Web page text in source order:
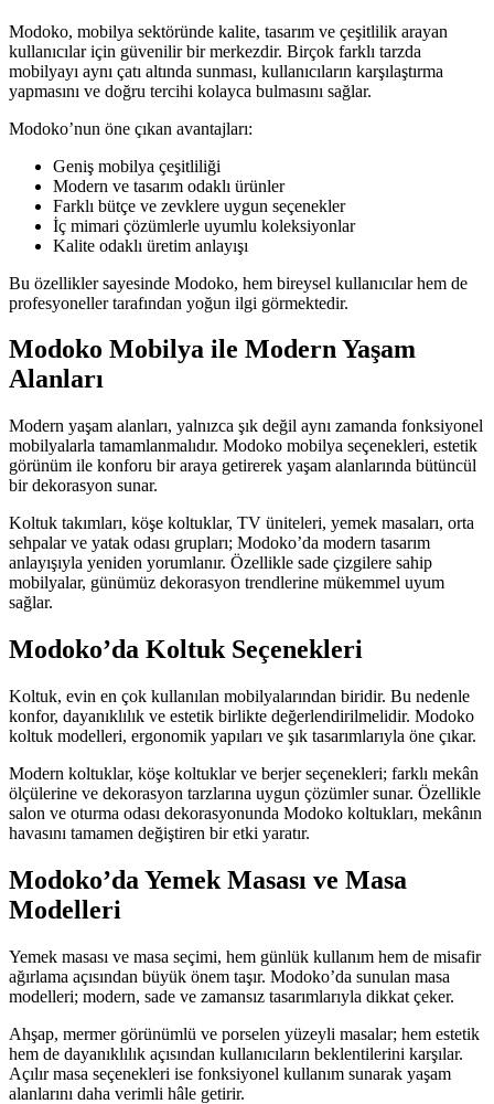
Modoko, mobilya sektöründe kalite, tasarım ve çeşitlilik arayan
kullanıcılar için güvenilir bir merkezdir. Birçok farklı tarzda
mobilyayı aynı çatı altında sunması, kullanıcıların karşılaştırma
yapmasını ve doğru tercihi kolayca bulmasını sağlar.
Modoko’nun öne çıkan avantajları:
Geniş mobilya çeşitliliği
Modern ve tasarım odaklı ürünler
Farklı bütçe ve zevklere uygun seçenekler
İç mimari çözümlerle uyumlu koleksiyonlar
Kalite odaklı üretim anlayışı
Bu özellikler sayesinde Modoko, hem bireysel kullanıcılar hem de
profesyoneller tarafından yoğun ilgi görmektedir.
Modoko Mobilya ile Modern Yaşam
Alanları
Modern yaşam alanları, yalnızca şık değil aynı zamanda fonksiyonel
mobilyalarla tamamlanmalıdır. Modoko mobilya seçenekleri, estetik
görünüm ile konforu bir araya getirerek yaşam alanlarında bütüncül
bir dekorasyon sunar.
Koltuk takımları, köşe koltuklar, TV üniteleri, yemek masaları, orta
sehpalar ve yatak odası grupları; Modoko’da modern tasarım
anlayışıyla yeniden yorumlanır. Özellikle sade çizgilere sahip
mobilyalar, günümüz dekorasyon trendlerine mükemmel uyum
sağlar.
Modoko’da Koltuk Seçenekleri
Koltuk, evin en çok kullanılan mobilyalarından biridir. Bu nedenle
konfor, dayanıklılık ve estetik birlikte değerlendirilmelidir. Modoko
koltuk modelleri, ergonomik yapıları ve şık tasarımlarıyla öne çıkar.
Modern koltuklar, köşe koltuklar ve berjer seçenekleri; farklı mekân
ölçülerine ve dekorasyon tarzlarına uygun çözümler sunar. Özellikle
salon ve oturma odası dekorasyonunda Modoko koltukları, mekânın
havasını tamamen değiştiren bir etki yaratır.
Modoko’da Yemek Masası ve Masa
Modelleri
Yemek masası ve masa seçimi, hem günlük kullanım hem de misafir
ağırlama açısından büyük önem taşır. Modoko’da sunulan masa
modelleri; modern, sade ve zamansız tasarımlarıyla dikkat çeker.
Ahşap, mermer görünümlü ve porselen yüzeyli masalar; hem estetik
hem de dayanıklılık açısından kullanıcıların beklentilerini karşılar.
Açılır masa seçenekleri ise fonksiyonel kullanım sunarak yaşam
alanlarını daha verimli hâle getirir.